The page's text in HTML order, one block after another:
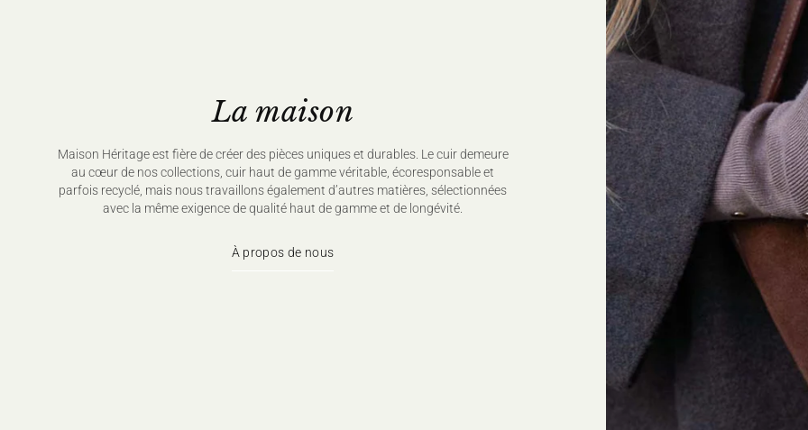
La maison
Maison Héritage est fière de créer des pièces uniques et durables. Le cuir demeure
au cœur de nos collections, cuir haut de gamme véritable, écoresponsable et
parfois recyclé, mais nous travaillons également d’autres matières, sélectionnées
avec la même exigence de qualité haut de gamme et de longévité.
À propos de nous